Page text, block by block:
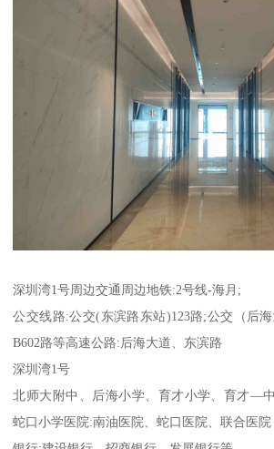
深圳湾1号周边交通周边地铁:2号线-海月;
公交线路:公交(东滨路东站)123路;公交（后海
B602路等高速公路:后海大道、东滨路
深圳湾1号
北师大附中、后海小学、育才小学、育才—
蛇口小学医院:南油医院、蛇口医院、联合医院